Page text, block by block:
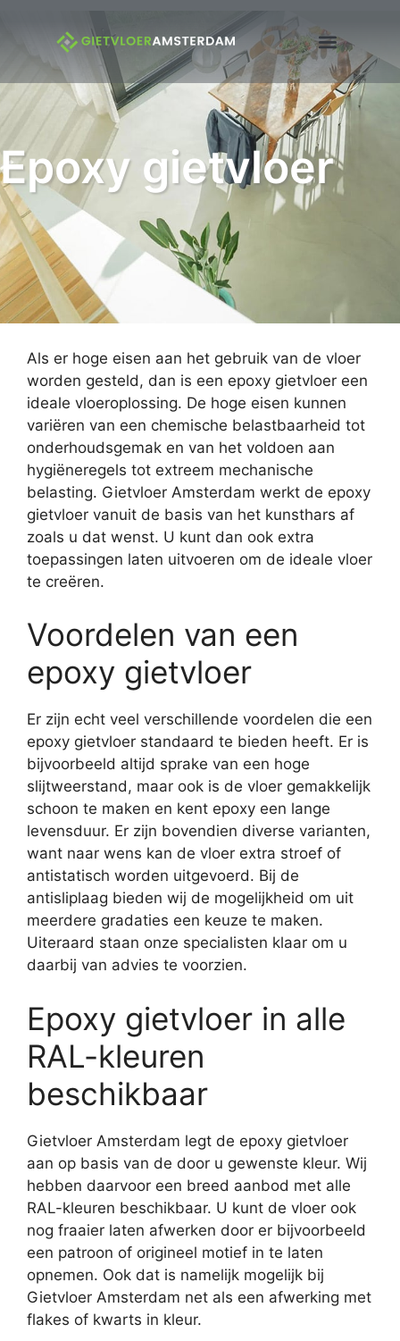
Epoxy gietvloer
Als er hoge eisen aan het gebruik van de vloer
worden gesteld, dan is een epoxy gietvloer een
ideale vloeroplossing. De hoge eisen kunnen
variëren van een chemische belastbaarheid tot
onderhoudsgemak en van het voldoen aan
hygiëneregels tot extreem mechanische
belasting. Gietvloer Amsterdam werkt de epoxy
gietvloer vanuit de basis van het kunsthars af
zoals u dat wenst. U kunt dan ook extra
toepassingen laten uitvoeren om de ideale vloer
te creëren.
Voordelen van een
epoxy gietvloer
Er zijn echt veel verschillende voordelen die een
epoxy gietvloer standaard te bieden heeft. Er is
bijvoorbeeld altijd sprake van een hoge
slijtweerstand, maar ook is de vloer gemakkelijk
schoon te maken en kent epoxy een lange
levensduur. Er zijn bovendien diverse varianten,
want naar wens kan de vloer extra stroef of
antistatisch worden uitgevoerd. Bij de
antisliplaag bieden wij de mogelijkheid om uit
meerdere gradaties een keuze te maken.
Uiteraard staan onze specialisten klaar om u
daarbij van advies te voorzien.
Epoxy gietvloer in alle
RAL-kleuren
beschikbaar
Gietvloer Amsterdam legt de epoxy gietvloer
aan op basis van de door u gewenste kleur. Wij
hebben daarvoor een breed aanbod met alle
RAL-kleuren beschikbaar. U kunt de vloer ook
nog fraaier laten afwerken door er bijvoorbeeld
een patroon of origineel motief in te laten
opnemen. Ook dat is namelijk mogelijk bij
Gietvloer Amsterdam net als een afwerking met
flakes of kwarts in kleur.